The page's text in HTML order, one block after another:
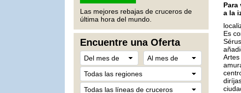
Las mejores rebajas de cruceros de
última hora del mundo.
Encuentre una Oferta
a la
Es